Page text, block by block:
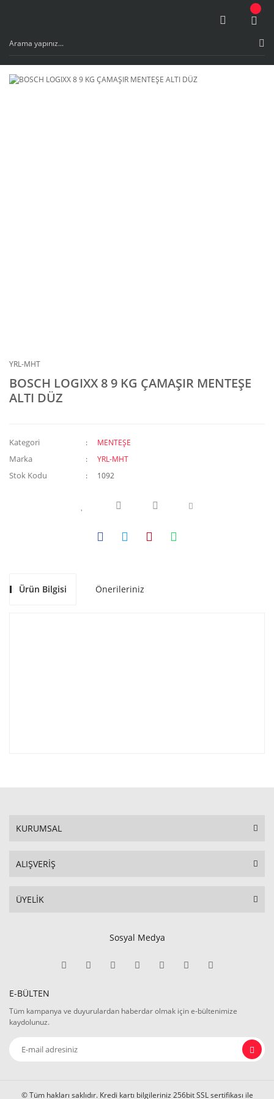
YRL-MHT
BOSCH LOGIXX 8 9 KG ÇAMAŞIR MENTEŞE
ALTI DÜZ
Kategori MENTEŞE
Marka YRL-MHT
Stok Kodu 1092
Ürün Bilgisi Önerileriniz
KURUMSAL
ALIŞVERİŞ
ÜYELİK
Sosyal Medya
E-BÜLTEN
Tüm kampanya ve duyurulardan haberdar olmak için e-bültenimize
kaydolunuz.
© Tüm hakları saklıdır. Kredi kartı bilgileriniz 256bit SSL sertifikası ile